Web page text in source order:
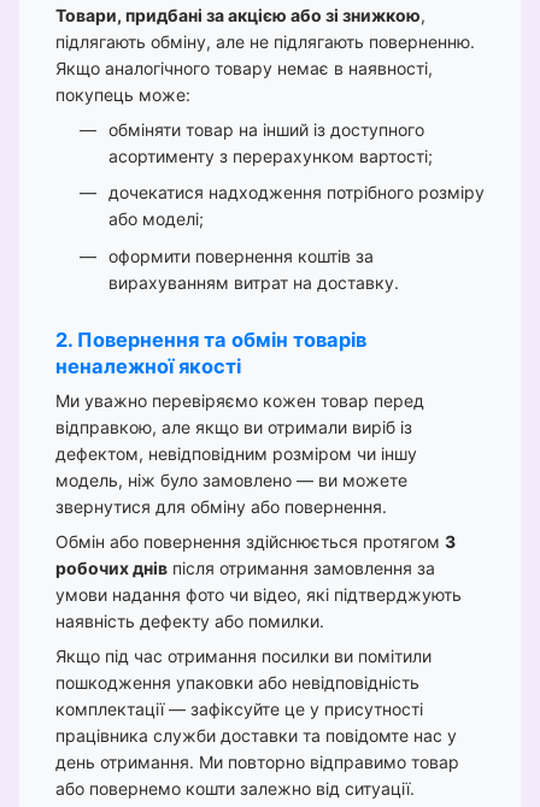
Товари, придбані за акцією або зі знижкою,
підлягають обміну, але не підлягають поверненню.
Якщо аналогічного товару немає в наявності,
покупець може:
обміняти товар на інший із доступного
асортименту з перерахунком вартості;
дочекатися надходження потрібного розміру
або моделі;
оформити повернення коштів за
вирахуванням витрат на доставку.
2. Повернення та обмін товарів
неналежної якості
Ми уважно перевіряємо кожен товар перед
відправкою, але якщо ви отримали виріб із
дефектом, невідповідним розміром чи іншу
модель, ніж було замовлено — ви можете
звернутися для обміну або повернення.
Обмін або повернення здійснюється протягом 3
робочих днів після отримання замовлення за
умови надання фото чи відео, які підтверджують
наявність дефекту або помилки.
Якщо під час отримання посилки ви помітили
пошкодження упаковки або невідповідність
комплектації — зафіксуйте це у присутності
працівника служби доставки та повідомте нас у
день отримання. Ми повторно відправимо товар
або повернемо кошти залежно від ситуації.